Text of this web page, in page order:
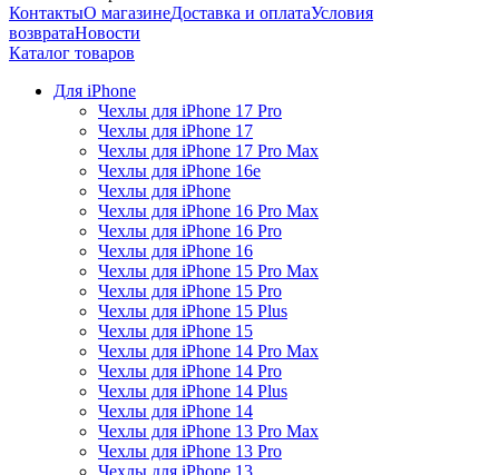
КонтактыО магазинеДоставка и оплатаУсловия
возвратаНовости
Каталог товаров
Для iPhone
Чехлы для iPhone 17 Pro
Чехлы для iPhone 17
Чехлы для iPhone 17 Pro Max
Чехлы для iPhone 16e
Чехлы для iPhone
Чехлы для iPhone 16 Pro Max
Чехлы для iPhone 16 Pro
Чехлы для iPhone 16
Чехлы для iPhone 15 Pro Max
Чехлы для iPhone 15 Pro
Чехлы для iPhone 15 Plus
Чехлы для iPhone 15
Чехлы для iPhone 14 Pro Max
Чехлы для iPhone 14 Pro
Чехлы для iPhone 14 Plus
Чехлы для iPhone 14
Чехлы для iPhone 13 Pro Max
Чехлы для iPhone 13 Pro
Чехлы для iPhone 13